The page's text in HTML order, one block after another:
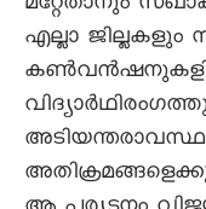
എല്ലാ ജില്ലകളും